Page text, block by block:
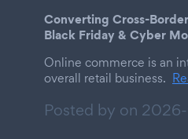
Converting Cross-
Black Friday & Cyber
Online commerce is an
overall retail business.
Posted by on